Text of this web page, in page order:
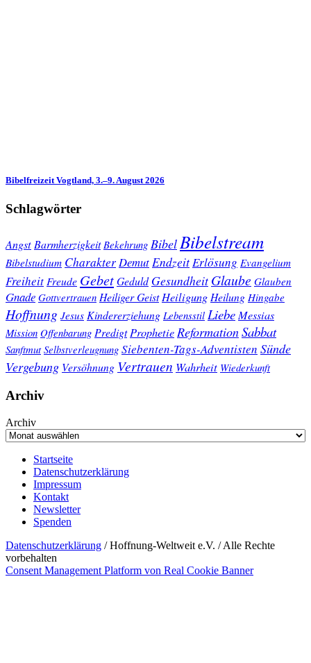
Bibelfreizeit Vogtland, 3.–9. August 2026
Schlagwörter
Angst Barmherzigkeit Bekehrung BibelBibelstream
Bibelstudium Charakter DemutEndzeitErlösung Evangelium
Freiheit Freude GebetGeduld Gesundheit Glaube Glauben
Gnade Gottvertrauen Heiliger Geist Heiligung Heilung Hingabe
Hoffnung Jesus Kindererziehung Lebensstil Liebe Messias
Mission Offenbarung Predigt ProphetieReformationSabbat
Sanftmut Selbstverleugnung Siebenten-Tags-Adventisten Sünde
Vergebung Versöhnung Vertrauen Wahrheit Wiederkunft
Archiv
Archiv
Startseite
Datenschutzerklärung
Impressum
Kontakt
Newsletter
Spenden
Datenschutzerklärung / Hoffnung-Weltweit e.V. / Alle Rechte
vorbehalten
Consent Management Platform von Real Cookie Banner